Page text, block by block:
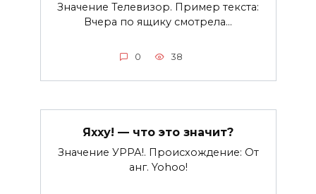
Значение Телевизор. Пример текста:
Вчера по ящику смотрела…
0 38
Яхху! — что это значит?
Значение УРРА!. Происхождение: От
анг. Yohoo!